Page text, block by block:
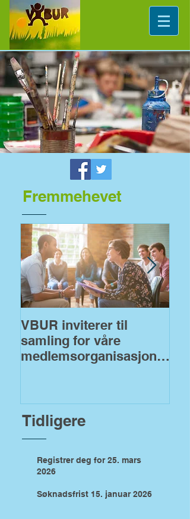
Fremmehevet
VBUR inviterer til
samling for våre
medlemsorganisasjoner
Tidligere
Registrer deg for 25. mars
2026
Søknadsfrist 15. januar 2026